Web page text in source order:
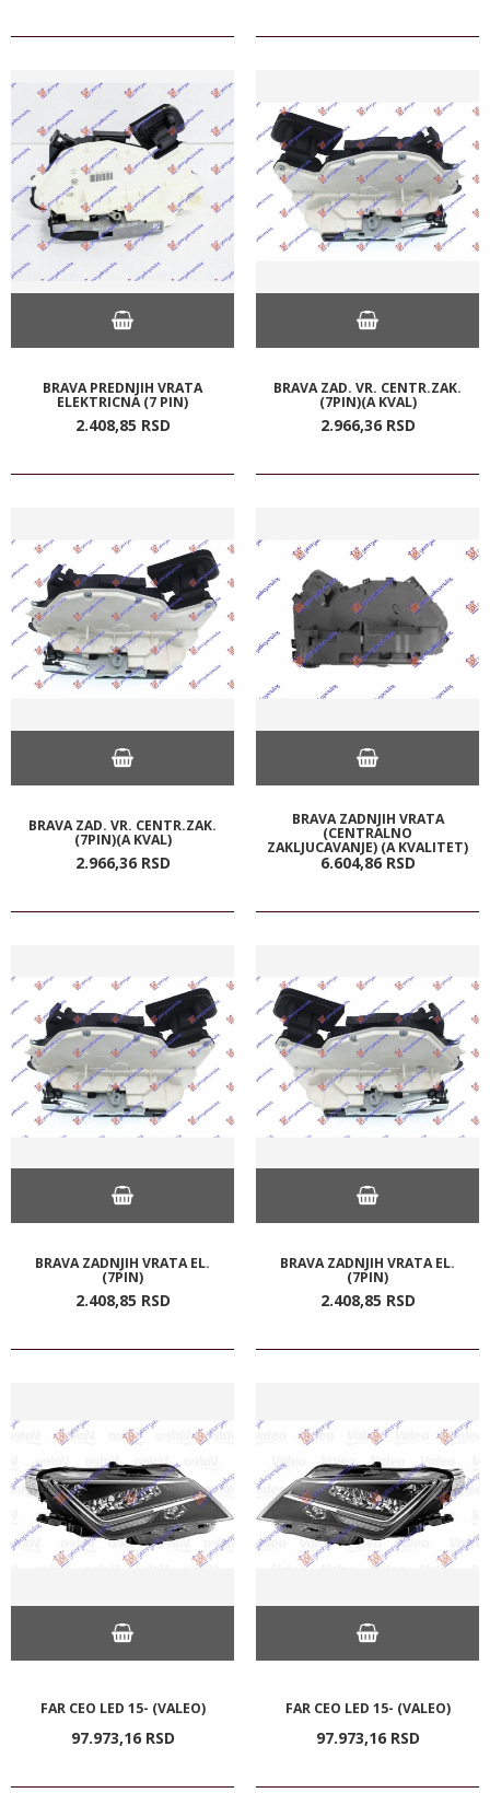
BRAVA PREDNJIH VRATA
ELEKTRICNA (7 PIN)
2.408,85 RSD
BRAVA ZAD. VR. CENTR.ZAK.
(7PIN)(A KVAL)
2.966,36 RSD
BRAVA ZAD. VR. CENTR.ZAK.
(7PIN)(A KVAL)
2.966,36 RSD
BRAVA ZADNJIH VRATA
(CENTRALNO
ZAKLJUCAVANJE) (A KVALITET)
6.604,86 RSD
BRAVA ZADNJIH VRATA EL.
(7PIN)
2.408,85 RSD
BRAVA ZADNJIH VRATA EL.
(7PIN)
2.408,85 RSD
FAR CEO LED 15- (VALEO)
97.973,16 RSD
FAR CEO LED 15- (VALEO)
97.973,16 RSD